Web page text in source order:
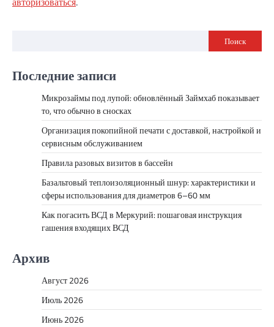
Поиск
Последние записи
Микрозаймы под лупой: обновлённый Займхаб показывает
то, что обычно в сносках
Организация покопийной печати с доставкой, настройкой и
сервисным обслуживанием
Правила разовых визитов в бассейн
Базальтовый теплоизоляционный шнур: характеристики и
сферы использования для диаметров 6–60 мм
Как погасить ВСД в Меркурий: пошаговая инструкция
гашения входящих ВСД
Архив
Август 2026
Июль 2026
Июнь 2026